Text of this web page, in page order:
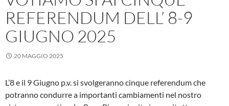
REFERENDUM DELL’ 8-9
GIUGNO 2025
20 MAGGIO 2025
L’8 e il 9 Giugno p.v. si svolgeranno cinque referendum che
potranno condurre a importanti cambiamenti nel nostro